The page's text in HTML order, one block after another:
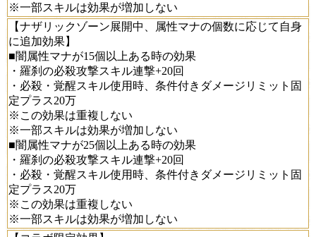
※一部スキルは効果が増加しない
【ナザリックゾーン展開中、属性マナの個数に応じて自身
に追加効果】
■闇属性マナが15個以上ある時の効果
・羅刹の必殺攻撃スキル連撃+20回
・必殺・覚醒スキル使用時、条件付きダメージリミット固
定プラス20万
※この効果は重複しない
※一部スキルは効果が増加しない
■闇属性マナが25個以上ある時の効果
・羅刹の必殺攻撃スキル連撃+20回
・必殺・覚醒スキル使用時、条件付きダメージリミット固
定プラス20万
※この効果は重複しない
※一部スキルは効果が増加しない